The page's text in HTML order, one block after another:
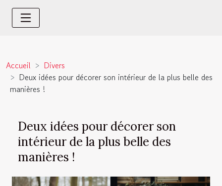
Accueil
Divers
Deux idées pour décorer son intérieur de la plus belle des
manières !
Deux idées pour décorer son
intérieur de la plus belle des
manières !